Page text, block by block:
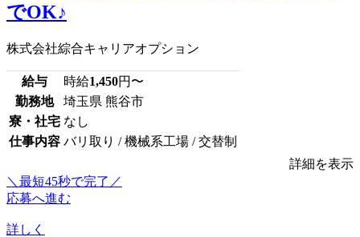
でOK♪
株式会社綜合キャリアオプション
給与 時給1,450円〜
勤務地
埼玉県 熊谷市
寮・社宅 なし
仕事内容 バリ取り / 機械系工場 / 交替制
詳細を表示
＼最短45秒で完了／
応募へ進む
詳しく